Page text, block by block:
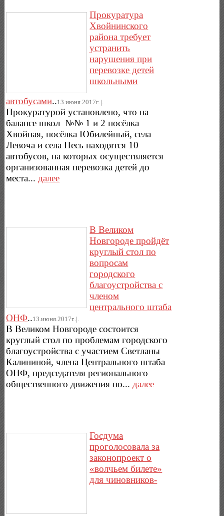
Прокуратура
Хвойнинского
района требует
устранить
нарушения при
перевозке детей
школьными
автобусами..13.июня.2017г..|.
Прокуратурой установлено, что на
балансе школ №№ 1 и 2 посёлка
Хвойная, посёлка Юбилейный, села
Левоча и села Песь находятся 10
автобусов, на которых осуществляется
организованная перевозка детей до
места... далее
В Великом
Новгороде пройдёт
круглый стол по
вопросам
городского
благоустройства с
членом
центрального штаба
ОНФ..13.июня.2017г..|.
В Великом Новгороде состоится
круглый стол по проблемам городского
благоустройства с участием Светланы
Калининой, члена Центрального штаба
ОНФ, председателя регионального
общественного движения по... далее
Госдума
проголосовала за
законопроект о
«волчьем билете»
для чиновников-